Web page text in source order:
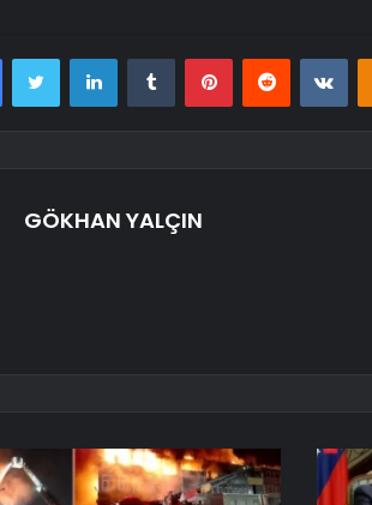
FacebookTwitter LinkedInTumblr PinterestReddit
GÖKHAN YALÇIN